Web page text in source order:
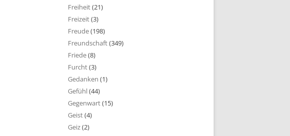
Freiheit(21)
Freizeit(3)
Freude(198)
Freundschaft(349)
Friede(8)
Furcht(3)
Gedanken (1)
Gefühl(44)
Gegenwart(15)
Geist(4)
Geiz(2)